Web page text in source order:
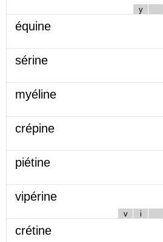
y
équine
sérine
myéline
crépine
piétine
vipérine
v i
crétine